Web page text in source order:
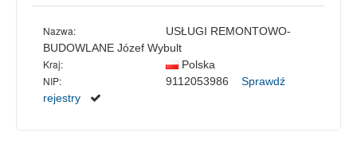
Nazwa:
USŁUGI REMONTOWO-
BUDOWLANE Józef Wybult
Kraj: Polska
NIP: 9112053986 Sprawdź
rejestry